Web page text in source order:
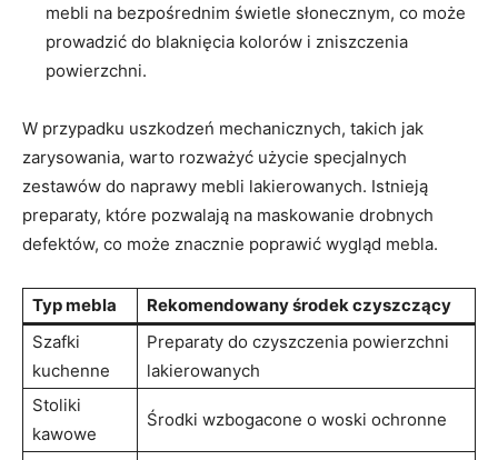
mebli na bezpośrednim ⁢świetle‌ słonecznym, co⁤ może
prowadzić‍ do blaknięcia kolorów i zniszczenia
powierzchni.
W⁢ przypadku ‌uszkodzeń⁣ mechanicznych, takich jak
zarysowania, warto rozważyć użycie specjalnych
zestawów do naprawy ‍mebli ⁣lakierowanych. Istnieją
preparaty, które pozwalają na ‍maskowanie drobnych
defektów, co może ⁤znacznie⁤ poprawić ‌wygląd ⁤mebla.
Typ mebla
Rekomendowany środek czyszczący
Szafki
kuchenne
Preparaty do ⁤czyszczenia powierzchni ​
lakierowanych
Stoliki
kawowe
Środki wzbogacone o woski ochronne